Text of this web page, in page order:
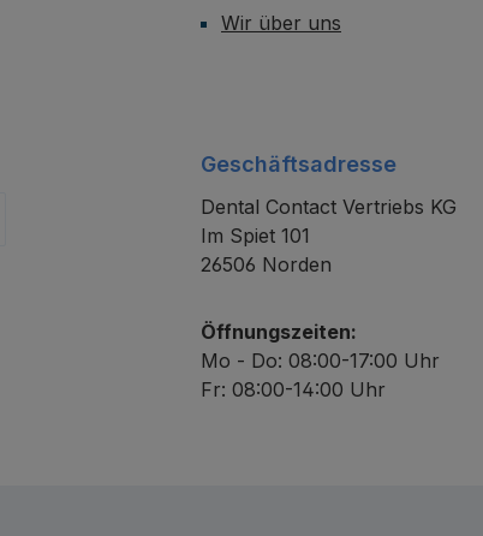
Wir über uns
Geschäftsadresse
Dental Contact Vertriebs KG
Im Spiet 101
26506 Norden
Öffnungszeiten:
Mo - Do: 08:00-17:00 Uhr
Fr: 08:00-14:00 Uhr